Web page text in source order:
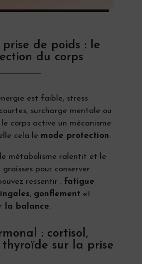
de poids : le
du corps
est faible, stress
surcharge mentale ou
corps active un mécanisme
cela le mode protection.
le métabolisme ralentit et le
graisses pour conserver
ressentir : fatigue
, gonflement et
la balance.
: cortisol,
sur la prise